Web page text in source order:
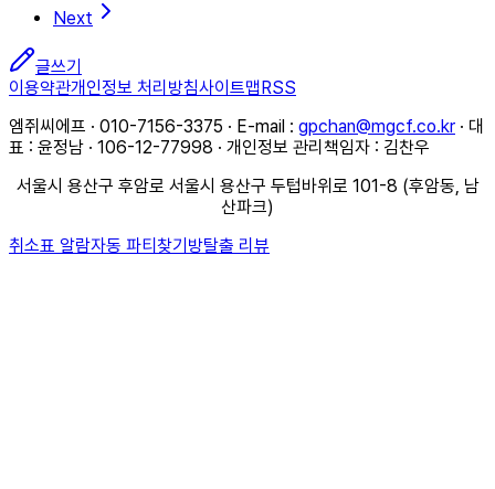
Next
글쓰기
이용약관개인정보 처리방침사이트맵 RSS
엠쥐씨에프 · 010-7156-3375 · E-mail : gpchan@mgcf.co.kr · 대
표 : 윤정남 · 106-12-77998 · 개인정보 관리책임자 : 김찬우
서울시 용산구 후암로 서울시 용산구 두텁바위로 101-8 (후암동, 남
산파크)
취소표 알람자동 파티찾기 방탈출 리뷰